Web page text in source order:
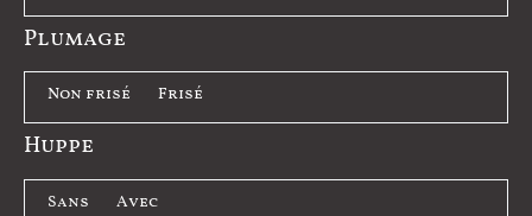
Plumage
l
u
Non frisé Frisé
Huppe
Sans Avec